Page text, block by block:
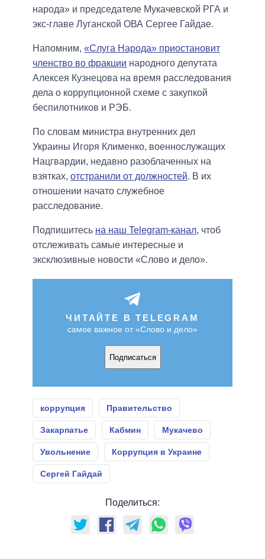
народа» и председателе Мукачевской РГА и
экс-главе Луганской ОВА Сергее Гайдае.
Напомним, «Слуга Народа» приостановит
членство во фракции народного депутата
Алексея Кузнецова на время расследования
дела о коррупционной схеме с закупкой
беспилотников и РЭБ.
По словам министра внутренних дел
Украины Игоря Клименко, военнослужащих
Нацгвардии, недавно разоблаченных на
взятках, отстранили от должностей. В их
отношении начато служебное
расследование.
Подпишитесь на наш Telegram-канал, чтоб
отслеживать самые интересные и
эксклюзивные новости «Слово и дело».
ЧИТАЙТЕ В TELEGRAM
самое важное от «Слово и дело»
Подписаться
коррупция Правительство
Закарпатье Кабмин Мукачево
Увольнение Коррупция в Украине
Сергей Гайдай
Поделиться: